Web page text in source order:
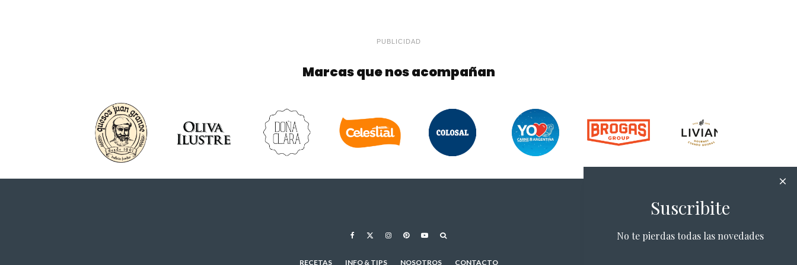
PUBLICIDAD
Marcas que nos acompañan
RECETAS INFO & TIPS NOSOTROS CONTACTO
Suscribite
No te pierdas todas las novedades